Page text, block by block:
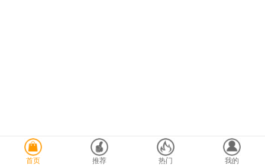
首页 推荐 热门 我的